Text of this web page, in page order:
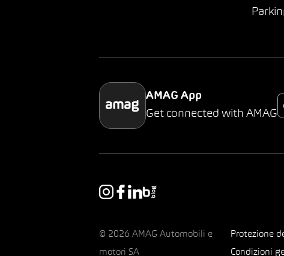
AMAG App
Get connected with AMAG
© 2026 AMAG Automobili e
motori SA
Protezione
Condizioni